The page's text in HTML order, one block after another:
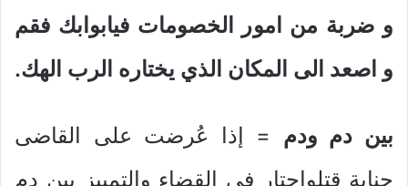
و ضربة من امور الخصومات فيابوابك فقم
و اصعد الى المكان الذي يختاره الرب الهك.
بين دم ودم = إذا عُرضت على القاضى
جناية قتلوإحتار فى القضاء والتمييز بين دم